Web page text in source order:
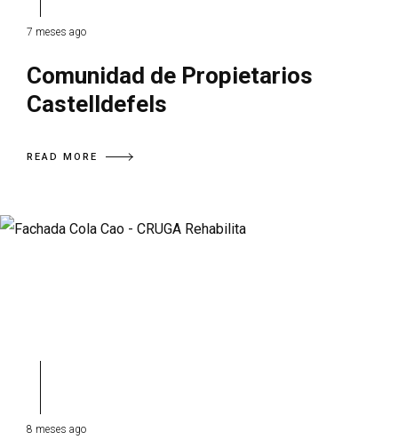
7 meses ago
Comunidad de Propietarios
Castelldefels
READ MORE
8 meses ago